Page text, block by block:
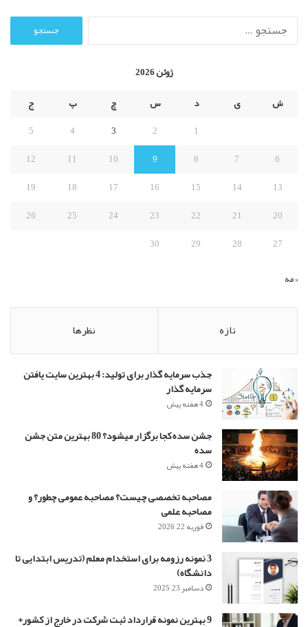
ژوئن 2026
ش
ی د س چ پ
ج
1
2
3
4
5
6
7
8
9
10
11
12
13
14
15
16
17
18
19
20
21
22
23
24
25
26
27
28
29
30
« مه
تازه نظرها
جذب سرمایه گذار برای تولید: 4 بهترین سایت یافتن
سرمایه گذار
4 هفته پیش
جشن سده کجا برگزار میشود؟ 80 بهترین متن جشن
سده
4 هفته پیش
مصاحبه تخصصی چیست؟ مصاحبه عمومی چطور؟ و
مصاحبه علمی
فوریه 22, 2026
3 نمونه رزومه برای استخدام معلم (تدریس ابتدایی تا
دانشگاه)
دسامبر 23, 2025
9 بهترین نمونه قرارداد ثبت شرکت در خارج از کشور+